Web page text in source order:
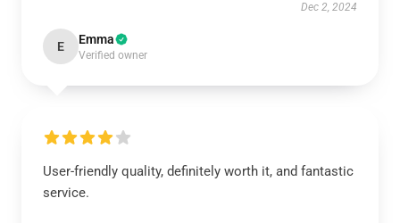
Dec 2, 2024
E Emma
Verified owner
User-friendly quality, definitely worth it, and fantastic
service.